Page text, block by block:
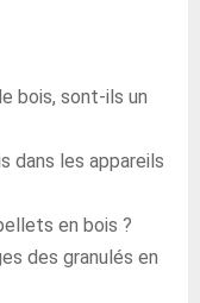
bois, sont-ils un
dans les appareils
en bois ?
des granulés en